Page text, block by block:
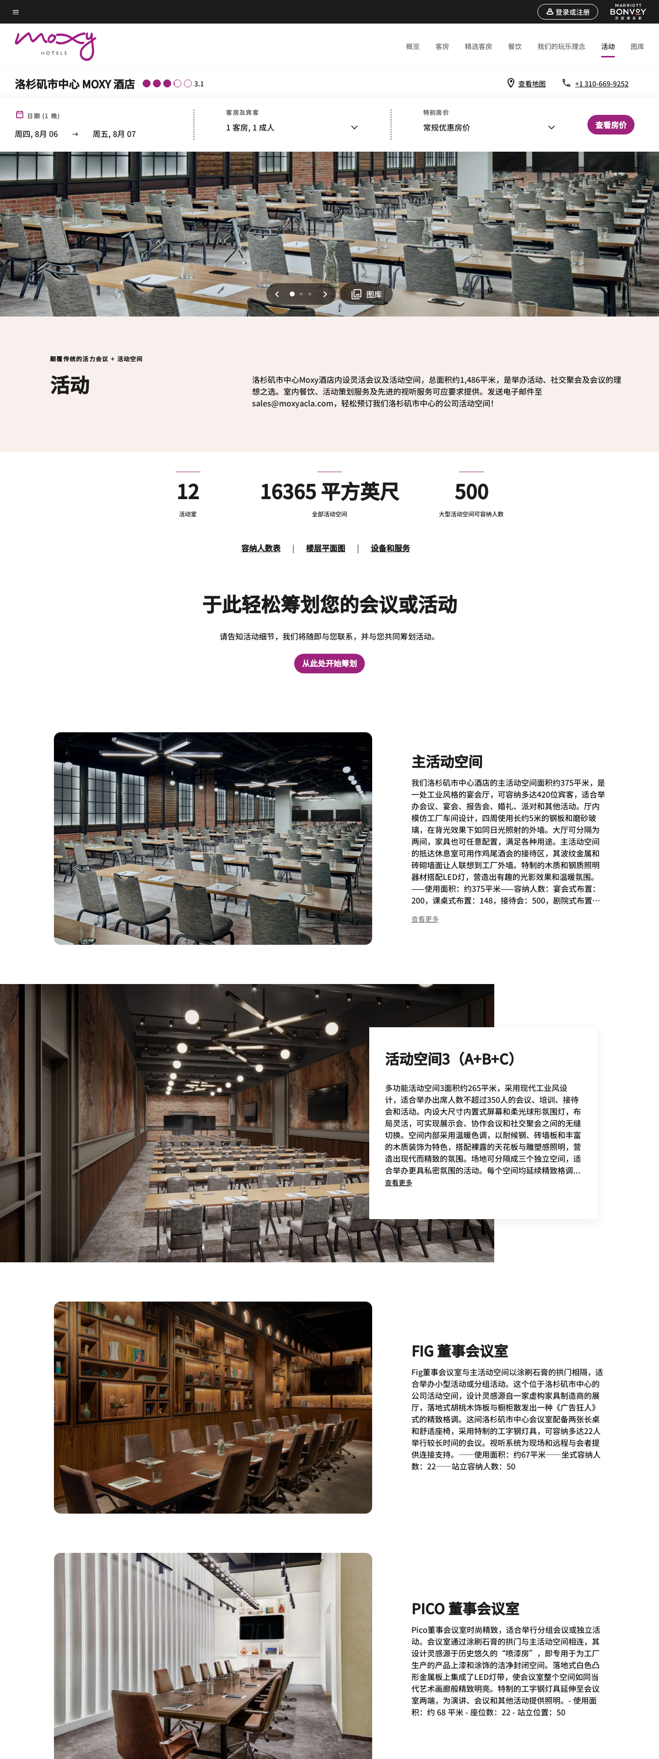
Skip
to
main
content
菜单文本
登录或注册
概览 客房 精选客房 餐饮 我们的玩乐理念 活动 图库
洛杉矶市中心 MOXY 酒店 3.1 查看地图 +1 310-669-9252
日期 (1 晚)
周四, 8月 06 周五, 8月 07
客房及宾客
1 客房, 1 成人
特别房价
常规优惠房价 查看房价
上一页
0 1 2 下一页 图库
颠覆传统的活力会议 + 活动空间
活动
洛杉矶市中心Moxy酒店内设灵活会议及活动空间，总面积约1,486平米，是举办活动、社交聚会及会议的理
想之选。室内餐饮、活动策划服务及先进的视听服务可应要求提供。发送电子邮件至
sales@moxyacla.com，轻松预订我们洛杉矶市中心的公司活动空间！
12
活动室
16365 平方英尺
全部活动空间
500
大型活动空间可容纳人数
容纳人数表 | 楼层平面图 | 设备和服务
于此轻松筹划您的会议或活动
请告知活动细节，我们将随即与您联系，并与您共同筹划活动。
从此处开始筹划
主活动空间
我们洛杉矶市中心酒店的主活动空间面积约375平米，是
一处工业风格的宴会厅，可容纳多达420位宾客，适合举
办会议、宴会、报告会、婚礼、派对和其他活动。厅内
模仿工厂车间设计，四周使用长约5米的钢板和磨砂玻
璃，在背光效果下如同日光照射的外墙。大厅可分隔为
两间，家具也可任意配置，满足各种用途。主活动空间
的抵达休息室可用作鸡尾酒会的接待区，其波纹金属和
砖砌墙面让人联想到工厂外墙。特制的木质和钢质照明
器材搭配LED灯，营造出有趣的光影效果和温暖氛围。
——使用面积：约375平米——容纳人数：宴会式布置：
200，课桌式布置：148，接待会：500，剧院式布置：
查看更多
活动空间3（A+B+C）
多功能活动空间3面积约265平米，采用现代工业风设
计，适合举办出席人数不超过350人的会议、培训、接待
会和活动。内设大尺寸内置式屏幕和柔光球形氛围灯，布
局灵活，可实现展示会、协作会议和社交聚会之间的无缝
切换。空间内部采用温暖色调，以耐候钢、砖墙板和丰富
的木质装饰为特色，搭配裸露的天花板与雕塑感照明，营
造出现代而精致的氛围。场地可分隔成三个独立空间，适
合举办更具私密氛围的活动。每个空间均延续精致格调...
查看更多
FIG 董事会议室
Fig董事会议室与主活动空间以涂刷石膏的拱门相隔，适
合举办小型活动或分组活动。这个位于洛杉矶市中心的
公司活动空间，设计灵感源自一家虚构家具制造商的展
厅，落地式胡桃木饰板与橱柜散发出一种《广告狂人》
式的精致格调。这间洛杉矶市中心会议室配备两张长桌
和舒适座椅，采用特制的工字钢灯具，可容纳多达22人
举行较长时间的会议。视听系统为现场和远程与会者提
供连接支持。——使用面积：约67平米——坐式容纳人
数：22——站立容纳人数：50
PICO 董事会议室
Pico董事会议室时尚精致，适合举行分组会议或独立活
动。会议室通过涂刷石膏的拱门与主活动空间相连，其
设计灵感源于历史悠久的“喷漆房”，即专用于为工厂
生产的产品上漆和涂饰的洁净封闭空间。落地式白色凸
形金属板上集成了LED灯带，使会议室整个空间如同当
代艺术画廊般精致明亮。特制的工字钢灯具延伸至会议
室两端，为演讲、会议和其他活动提供照明。- 使用面
积：约 68 平米 - 座位数：22 - 站立位置：50